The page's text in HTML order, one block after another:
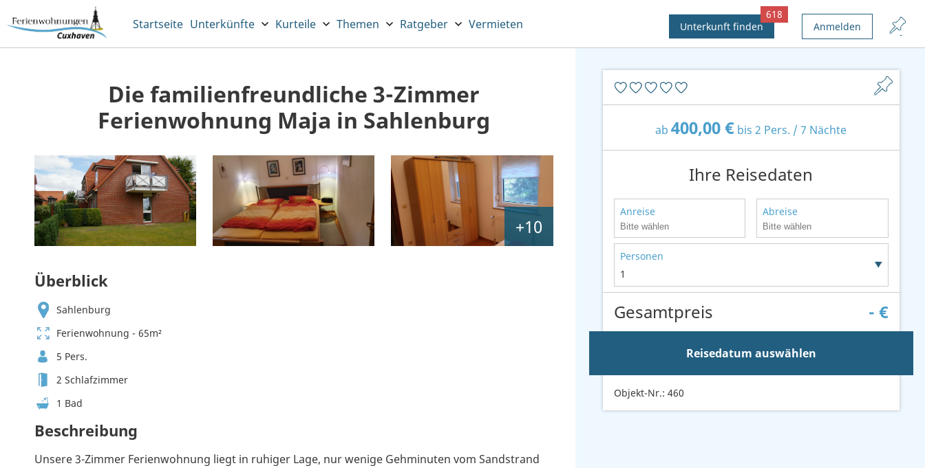
Startseite Unterkünfte Kurteile Themen Ratgeber Vermieten Unterkunft finden
618
Anmelden
Die familienfreundliche 3-Zimmer
Ferienwohnung Maja in Sahlenburg
+10
Überblick
Sahlenburg
Ferienwohnung - 65m²
5 Pers.
2 Schlafzimmer
1 Bad
Beschreibung
Unsere 3-Zimmer Ferienwohnung liegt in ruhiger Lage, nur wenige Gehminuten vom Sandstrand
ab400,00 € bis 2 Pers. / 7 Nächte
Ihre Reisedaten
Anreise Abreise
Personen
1
Gesamtpreis - €
Reisedatum auswählen
Objekt-Nr.: 460